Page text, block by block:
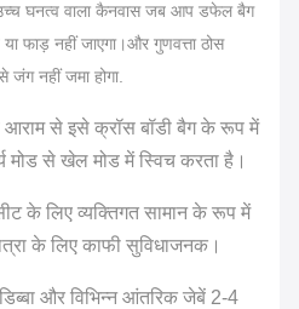
घनत्व वाला कैनवास जब आप डफेल बैग
फाड़ नहीं जाएगा।और गुणवत्ता ठोस
जंग नहीं जमा होगा.
से इसे क्रॉस बॉडी बैग के रूप में
मोड से खेल मोड में स्विच करता है।
के लिए व्यक्तिगत सामान के रूप में
के लिए काफी सुविधाजनक।
और विभिन्न आंतरिक जेबें 2-4